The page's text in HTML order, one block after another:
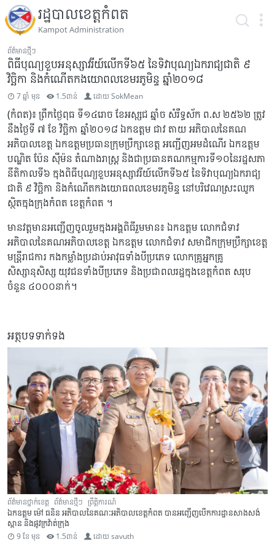
រដ្ឋបាលខេត្តកំពត
Kampot Administration
ព័ត៌មានថ្មីៗ
ពិធីបុណ្យខួបអនុស្សាវរីយ៍លើកទី៦៥ នៃទិវាបុណ្យឯករាជ្យជាតិ ៩
វិច្ឆិកា និងកំណើតកងយោពលខេមរភូមិន្ទ ឆ្នាំ២០១៨
7 ឆ្នាំ មុន 1.5ពាន់ ដោយSokMean
(កំពត)៖ ព្រឹកថ្ងៃពុធ ទី១៤រោច ខែអស្សុជ ឆ្នាំច សំរឹទ្ធស័ក ព.ស ២៥៦២ ត្រូវ
នឹងថ្ងៃទី ៧ ខែ វិច្ឆិកា ឆ្នាំ២០១៨ ឯកឧត្តម ជាវ តាយ អភិបាលនៃគណ
អភិបាលខេត្ត ឯកឧត្តមប្រធានក្រុមប្រឹក្សាខេត្ត អញ្ជើញអមដំណើរ ឯកឧត្តម
បណ្ឌិត ប៉ែន ស៊ីម៉ន តំណាងរាស្រ្ត និងជាប្រធានគណកម្មការទី១០នៃរដ្ឋសភា
នីតិកាលទី៦ ក្នុងពិធីបុណ្យខួបអនុស្សាវរីយ៍លើកទី៦៥ នៃទិវាបុណ្យឯករាជ្យ
ជាតិ ៩ វិច្ឆិកា និងកំណើតកងយោធពលខេមរភូមិន្ទ នៅបរិវេណស្រះឈូក
ស្ថិតក្នុងក្រុងកំពត ខេត្តកំពត ។
មានវត្តមានអញ្ជើញចូលរួមក្នុងអង្គពិធីរួមមាន៖ ឯកឧត្តម លោកជំទាវ
អភិបាលនៃគណអភិបាលខេត្ត ឯកឧត្តម លោកជំទាវ សមាជិកក្រុមប្រឹក្សាខេត្ត
មន្រ្តីរាជការ កងកម្លាំងប្រដាប់អាវុធទាំងបីប្រភេទ លោកគ្រូអ្នកគ្រូ
សិស្សានុសិស្ស យុវជនទាំងបីប្រភេទ និងប្រជាពលរដ្ឋក្នុងខេត្តកំពត សរុប
ចំនួន ៤០០០នាក់។
អត្ថបទទាក់ទង
ានថ្នាក់ខេត្ត ព័ត៌មានថ្មីៗ ព្រឹត្តិការណ៍
ឧត្តម ម៉ៅ ធនិន អភិបាលនៃគណៈអភិបាលខេត្តកំពត បានអញ្ជើញបើកការដ្ឋានសាងសង់
ន និងផ្លូវក្រវ៉ាត់ក្រុង
9 ខែ មុន 1.5ពាន់ ដោយsavuth